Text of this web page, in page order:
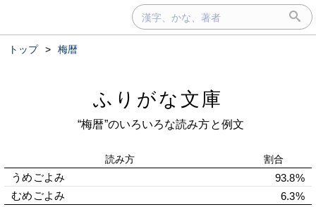
トップ > 梅暦
ふりがな文庫
“梅暦”のいろいろな読み方と例文
読み方 割合
うめごよみ
93.8%
むめごよみ
6.3%